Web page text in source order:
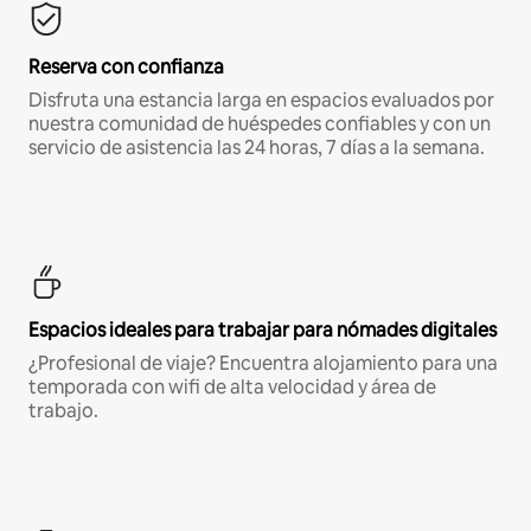
Reserva con confianza
Disfruta una estancia larga en espacios evaluados por
nuestra comunidad de huéspedes confiables y con un
servicio de asistencia las 24 horas, 7 días a la semana.
Espacios ideales para trabajar para nómades digitales
¿Profesional de viaje? Encuentra alojamiento para una
temporada con wifi de alta velocidad y área de
trabajo.